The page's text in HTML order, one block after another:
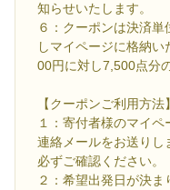
知らせいたします。
６：クーポンは決済
しマイページに格納
00円に対し7,500点分
【クーポンご利用方法】
１：寄付者様のマイ
連絡メールをお送りし
必ずご確認ください。
２：希望出発日が決